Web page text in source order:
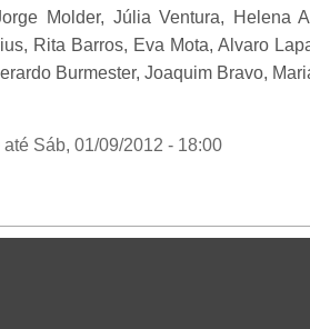
Molder, Júlia Ventura, Helena
Rita Barros, Eva Mota, Alvaro
Burmester, Joaquim Bravo,
até Sáb, 01/09/2012 - 18:00